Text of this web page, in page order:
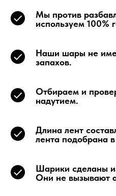
Мы против
используем 100%
Наши шары не
запахов.
Отбираем и
надутием.
Длина лент
лента подобрана
Шарики сделаны
Они не вызывают